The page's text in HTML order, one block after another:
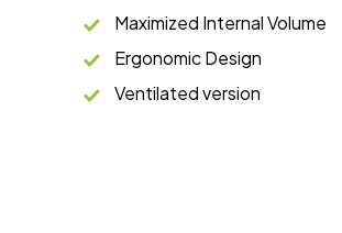
Maximized Internal Volume
Ergonomic Design
Ventilated version